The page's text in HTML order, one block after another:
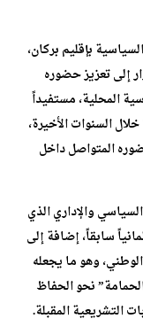
بإقليم بركان،
إلى تعزيز حضوره
المحلية، مستفيداً
السنوات الأخيرة،
المتواصل داخل
والإداري الذي
سابقاً، إضافة إلى
وهو ما يجعله
نحو الحفاظ
التشريعية المقبلة.